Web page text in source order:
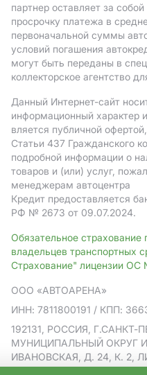
партнер оставляет за
просрочку платежа в
первоначальной суммы
условий погашения
могут быть переданы в
коллекторское агентство
Данный Интернет-сайт
информационный характер
вляется публичной
Статьи 437 Гражданского
подробной информации о
товаров и (или) услуг,
менеджерам автоцентра
Кредит предоставляется
РФ № 2673 от 09.07.2024.
Обязательное страхование
владельцев транспортных
Страхование" лицензии ОС
ООО «АВТОАРЕНА»
ИНН: 7811800191 / КПП:
192131, РОССИЯ, Г.САНКТ-
МУНИЦИПАЛЬНЫЙ ОКРУГ
ИВАНОВСКАЯ, Д. 24, К. 2,